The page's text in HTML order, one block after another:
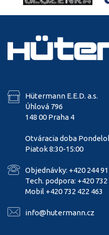
Hütermann E.E.D. a.s.
Úhlová 796
148 00 Praha 4
Otváracia doba
Piatok 8:30-15:00
Objednávky: +420 244
Tech. podpora: +420 732
Mobil +420 732 422 463
info@hutermann.cz